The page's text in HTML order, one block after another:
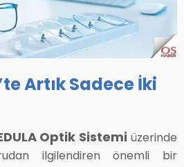
Artık Sadece İki
Optik Sistemi üzerinde
ilgilendiren önemli bir